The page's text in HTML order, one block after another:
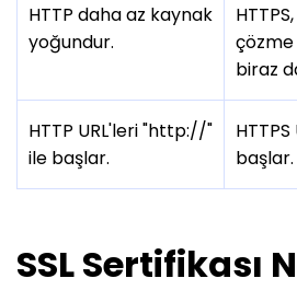
HTTP daha az kaynak
yoğundur.
biraz
HTTP URL'leri "http://"
ile başlar.
başlar.
SSL Sertifikası